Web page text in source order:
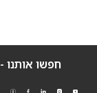
חפשו אותנו -